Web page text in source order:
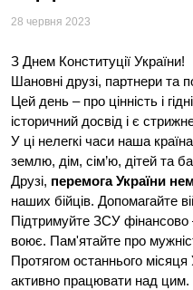
28 червня 2023
З Днем Конституції України!
Шановні друзі, партнери та
Цей день – про цінність і
історичний досвід і є
У ці нелегкі часи наша
землю, дім, сім’ю, дітей та
Друзі, перемога України
наших бійців. Допомагайте
Підтримуйте ЗСУ фінансово
воює. Пам'ятайте про
Протягом останнього
активно працювати над цим.